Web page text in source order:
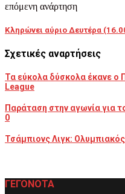
επόμενη ανάρτηση
Κληρώνει αύριο Δευτέρα
Σχετικές αναρτήσεις
Τα εύκολα δύσκολα έκανε ο
League
Παράταση στην αγωνία για
0
Τσάμπιονς Λιγκ:
ΓΕΓΟΝΟΤΑ